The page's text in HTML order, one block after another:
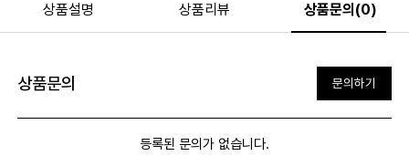
상품설명 상품리뷰 상품문의(0)
상품문의 문의하기
등록된 문의가 없습니다.